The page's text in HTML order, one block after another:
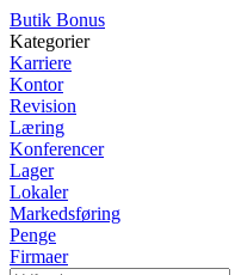
Butik Bonus
Kategorier
Karriere
Kontor
Revision
Læring
Konferencer
Lager
Lokaler
Markedsføring
Penge
Firmaer